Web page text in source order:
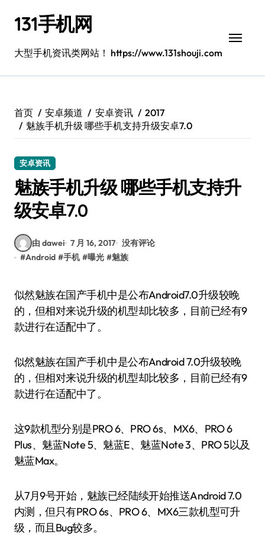
131手机网
大型手机资讯类网站！ https://www.131shouji.com
首页 安卓频道 安卓资讯
2017
魅族手机升级 哪些手机支持升级安卓7.0
安卓资讯
魅族手机升级 哪些手机支持升
级安卓7.0
由 dawei 7 月 16, 2017 没有评论
#Android #手机 #曝光 #魅族
似然魅族在国产手机中是公布Android7.0升级较晚
的，但相对来说升级的机型却比较多，目前已经有9
款进行在适配中了。
似然魅族在国产手机中是公布Android 7.0升级较晚
的，但相对来说升级的机型却比较多，目前已经有9
款进行在适配中了。
这9款机型分别是PRO 6、PRO 6s、MX6、PRO 6
Plus、魅蓝Note 5、魅蓝E、魅蓝Note 3、PRO 5以及
魅蓝Max。
从7月9号开始，魅族已经陆续开始推送Android 7.0
内测，但只有PRO 6s、PRO 6、MX6三款机型可升
级，而且Bug较多。